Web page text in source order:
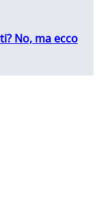
No, ma ecco